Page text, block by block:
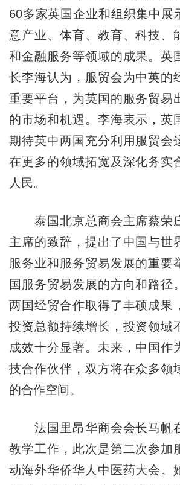
60多家英国企业和组织集中展
意产业、体育、教育、科技、
和金融服务等领域的成果。英
长李海认为，服贸会为中英的
重要平台，为英国的服务贸易
的市场和机遇。李海表示，英
期待英中两国充分利用服贸会
在更多的领域拓宽及深化务实
人民。
泰国北京总商会主席蔡荣
主席的致辞，提出了中国与世
服务业和服务贸易发展的重要
国服务贸易发展的方向和路径
两国经贸合作取得了丰硕成果
投资总额持续增长，投资领域
成效十分显著。未来，中国作
技合作伙伴，双方将在众多领
的合作空间。
法国里昂华商会会长马帆
教学工作，此次是第二次参加
动海外华侨华人中医药大会。